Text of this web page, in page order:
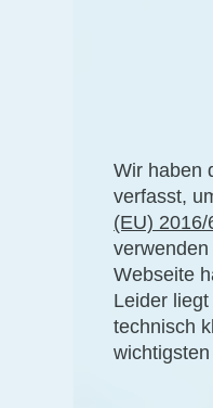
Wir haben
verfasst,
(EU) 2016/
Webseite
Leider
technisch